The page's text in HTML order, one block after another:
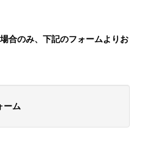
合のみ、下記のフォームよりお
ーム